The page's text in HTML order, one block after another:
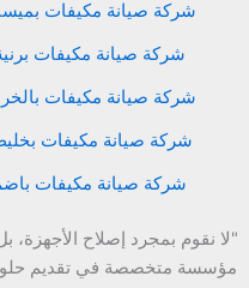
شركة صيانة مكيفات بميسان –
شركة صيانة مكيفات برنية – للايجار
شركة صيانة مكيفات بالخرمة –
شركة صيانة مكيفات بخليص – للايجار
شركة صيانة مكيفات باضم – للايجار
"لا نقوم بمجرد إصلاح الأجهزة،
مؤسسة متخصصة في تقديم حلول